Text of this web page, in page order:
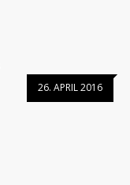
26. APRIL 2016